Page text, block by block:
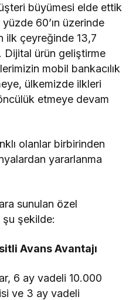
büyümesi elde ettik
60’ın üzerinde
ilk çeyreğinde 13,7
Dijital ürün geliştirme
mobil bankacılık
ülkemizde ilkleri
etmeye devam
olanlar birbirinden
yararlanma
sunulan özel
şu şekilde:
Avans Avantajı
6 ay vadeli 10.000
ve 3 ay vadeli